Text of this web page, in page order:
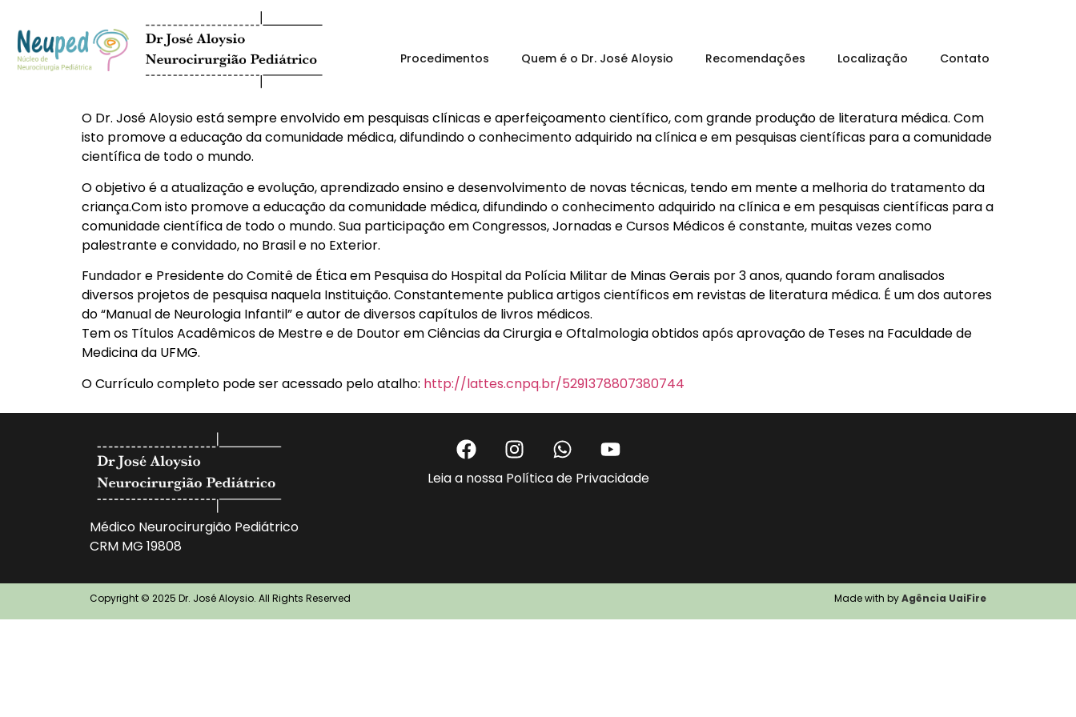
Procedimentos Quem é o Dr. José Aloysio Recomendações Localização Contato
O Dr. José Aloysio está sempre envolvido em pesquisas clínicas e aperfeiçoamento científico, com grande produção de literatura médica. Com
isto promove a educação da comunidade médica, difundindo o conhecimento adquirido na clínica e em pesquisas científicas para a comunidade
científica de todo o mundo.
O objetivo é a atualização e evolução, aprendizado ensino e desenvolvimento de novas técnicas, tendo em mente a melhoria do tratamento da
criança.Com isto promove a educação da comunidade médica, difundindo o conhecimento adquirido na clínica e em pesquisas científicas para a
comunidade científica de todo o mundo. Sua participação em Congressos, Jornadas e Cursos Médicos é constante, muitas vezes como
palestrante e convidado, no Brasil e no Exterior.
Fundador e Presidente do Comitê de Ética em Pesquisa do Hospital da Polícia Militar de Minas Gerais por 3 anos, quando foram analisados
diversos projetos de pesquisa naquela Instituição. Constantemente publica artigos científicos em revistas de literatura médica. É um dos autores
do “Manual de Neurologia Infantil” e autor de diversos capítulos de livros médicos.
Tem os Títulos Acadêmicos de Mestre e de Doutor em Ciências da Cirurgia e Oftalmologia obtidos após aprovação de Teses na Faculdade de
Medicina da UFMG.
O Currículo completo pode ser acessado pelo atalho: http://lattes.cnpq.br/5291378807380744
Médico Neurocirurgião Pediátrico
CRM MG 19808
Leia a nossa Política de Privacidade
Copyright © 2025 Dr. José Aloysio. All Rights Reserved Made with byAgência UaiFire